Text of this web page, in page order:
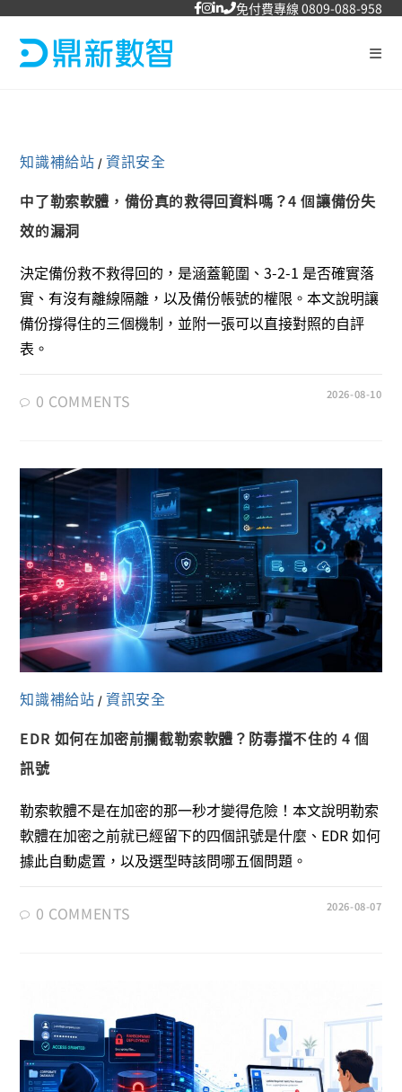
免付費專線 0809-088-958
知識補給站 /資訊安全
中了勒索軟體，備份真的救得回資料嗎？4 個讓備份失
效的漏洞
決定備份救不救得回的，是涵蓋範圍、3-2-1 是否確實落
實、有沒有離線隔離，以及備份帳號的權限。本文說明讓
備份撐得住的三個機制，並附一張可以直接對照的自評
表。
0 COMMENTS 2026-08-10
知識補給站 /資訊安全
EDR 如何在加密前攔截勒索軟體？防毒擋不住的 4 個
訊號
勒索軟體不是在加密的那一秒才變得危險！本文說明勒索
軟體在加密之前就已經留下的四個訊號是什麼、EDR 如何
據此自動處置，以及選型時該問哪五個問題。
0 COMMENTS 2026-08-07